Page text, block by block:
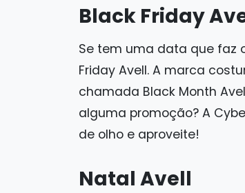
Black Friday
Se tem uma data que faz
Friday Avell. A marca
chamada Black Month
alguma promoção? A
de olho e aproveite!
Natal Avell